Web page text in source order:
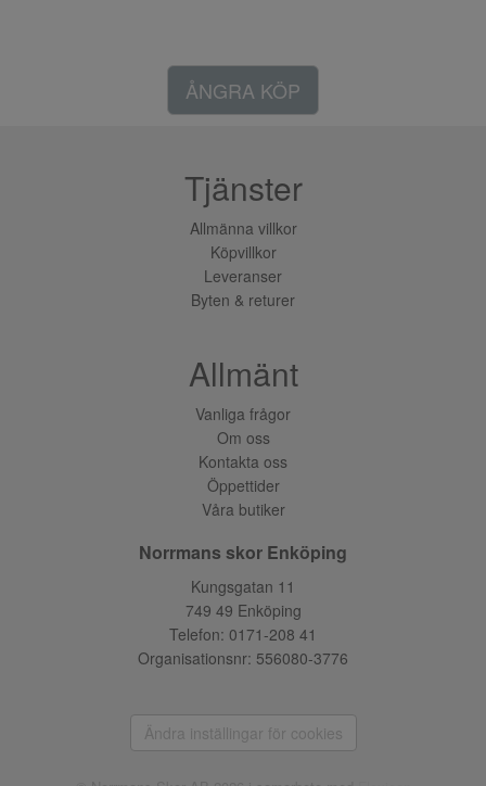
ÅNGRA KÖP
Tjänster
Allmänna villkor
Köpvillkor
Leveranser
Byten & returer
Allmänt
Vanliga frågor
Om oss
Kontakta oss
Öppettider
Våra butiker
Norrmans skor Enköping
Kungsgatan 11
749 49 Enköping
Telefon: 0171-208 41
Organisationsnr: 556080-3776
Ändra inställingar för cookies